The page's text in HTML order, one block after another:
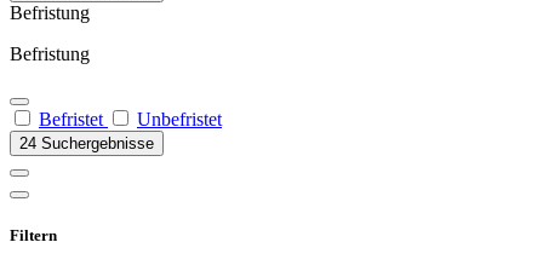
Befristung
Befristung
Befristet Unbefristet
24 Suchergebnisse
Filtern